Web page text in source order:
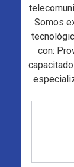
Somos
con: